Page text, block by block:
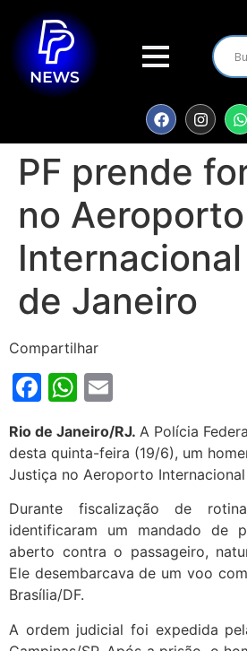
PF prende
no Aeroporto
de Janeiro
Compartilhar
Facebook
WhatsApp
Rio de Janeiro/RJ. A Polícia
desta quinta-feira (19/6), um
Justiça no Aeroporto
Durante fiscalização de
identificaram um mandado de
aberto contra o passageiro,
Ele desembarcava de um voo
Brasília/DF.
A ordem judicial foi expedida